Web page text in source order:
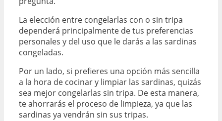
La elección entre congelarlas con o sin tripa
dependerá principalmente de tus preferencias
personales y del uso que le darás a las sardinas
congeladas.
Por un lado, si prefieres una opción más sencilla
a la hora de cocinar y limpiar las sardinas, quizás
sea mejor congelarlas sin tripa. De esta manera,
te ahorrarás el proceso de limpieza, ya que las
sardinas ya vendrán sin sus tripas.